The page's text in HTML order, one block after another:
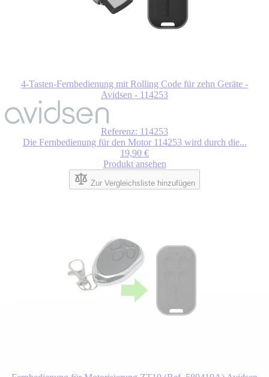
4-Tasten-Fernbedienung mit Rolling Code für zehn Geräte -
Avidsen - 114253
hängt
von
den
auf
der
Produktseite
gewählten
Referenz: 114253
Die Fernbedienung für den Motor 114253 wird durch die...
19,90 €
Produkt ansehen
Zur Vergleichsliste hinzufügen